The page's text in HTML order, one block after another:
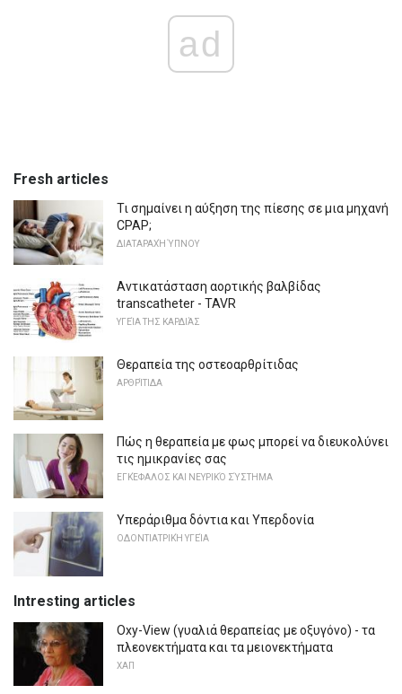
ad
Fresh articles
Τι σημαίνει η αύξηση της πίεσης σε μια μηχανή
CPAP;
ΔΙΑΤΑΡΑΧΉ ΎΠΝΟΥ
Αντικατάσταση αορτικής βαλβίδας
transcatheter - TAVR
ΥΓΕΊΑ ΤΗΣ ΚΑΡΔΙΆΣ
Θεραπεία της οστεοαρθρίτιδας
ΑΡΘΡΊΤΙΔΑ
Πώς η θεραπεία με φως μπορεί να διευκολύνει
τις ημικρανίες σας
ΕΓΚΈΦΑΛΟΣ ΚΑΙ ΝΕΥΡΙΚΌ ΣΎΣΤΗΜΑ
Υπεράριθμα δόντια και Υπερδονία
ΟΔΟΝΤΙΑΤΡΙΚΉ ΥΓΕΊΑ
Intresting articles
Oxy-View (γυαλιά θεραπείας με οξυγόνο) - τα
πλεονεκτήματα και τα μειονεκτήματα
ΧΑΠ